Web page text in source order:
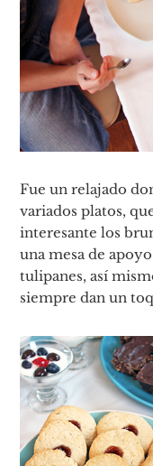
Fue un relajado
variados platos,
interesante los
una mesa de
tulipanes, así
siempre dan un